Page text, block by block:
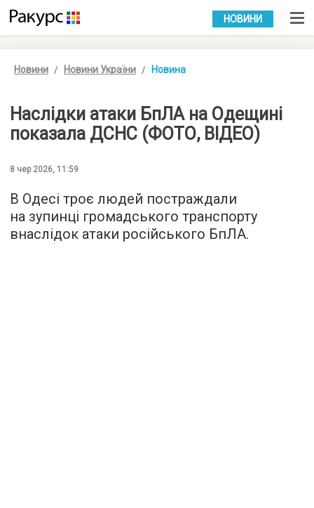
УКР РУС
НОВИНИ
Новини Новини України Новина
Наслідки атаки БпЛА на Одещині
показала ДСНС (ФОТО, ВІДЕО)
8 чер 2026, 11:59
В Одесі троє людей постраждали
на зупинці громадського транспорту
внаслідок атаки російського БпЛА.